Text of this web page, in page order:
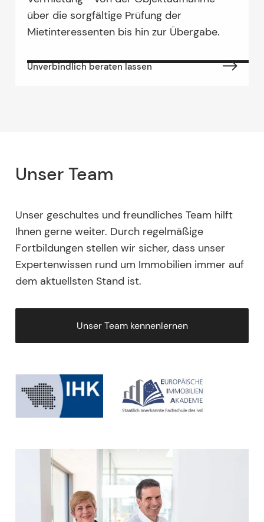
über die sorgfältige Prüfung der
Mietinteressenten bis hin zur Übergabe.
Unverbindlich beraten lassen
Unser Team
Unser geschultes und freundliches Team hilft
Ihnen gerne weiter. Durch regelmäßige
Fortbildungen stellen wir sicher, dass unser
Expertenwissen rund um Immobilien immer auf
dem aktuellsten Stand ist.
Unser Team kennenlernen